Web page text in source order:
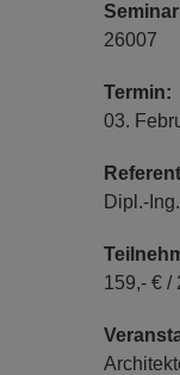
26007
Termin:
03.
Dipl.-
159,- € /